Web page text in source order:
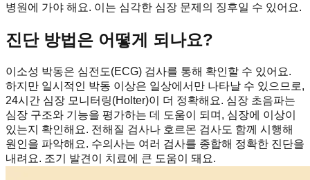
병원에 가야 해요. 이는 심각한 심장 문제의 징후일 수 있어요.
진단 방법은 어떻게 되나요?
이소성 박동은 심전도(ECG) 검사를 통해 확인할 수 있어요.
하지만 일시적인 박동 이상은 일상에서만 나타날 수 있으므로,
24시간 심장 모니터링(Holter)이 더 정확해요. 심장 초음파는
심장 구조와 기능을 평가하는 데 도움이 되며, 심장에 이상이
있는지 확인해요. 전해질 검사나 호르몬 검사도 함께 시행해
원인을 파악해요. 수의사는 여러 검사를 종합해 정확한 진단을
내려요. 조기 발견이 치료에 큰 도움이 돼요.